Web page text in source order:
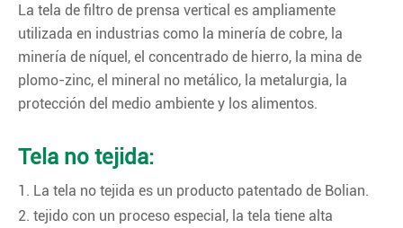
La tela de filtro de prensa vertical es ampliamente
utilizada en industrias como la minería de cobre, la
minería de níquel, el concentrado de hierro, la mina de
plomo-zinc, el mineral no metálico, la metalurgia, la
protección del medio ambiente y los alimentos.
Tela no tejida:
1. La tela no tejida es un producto patentado de Bolian.
2. tejido con un proceso especial, la tela tiene alta